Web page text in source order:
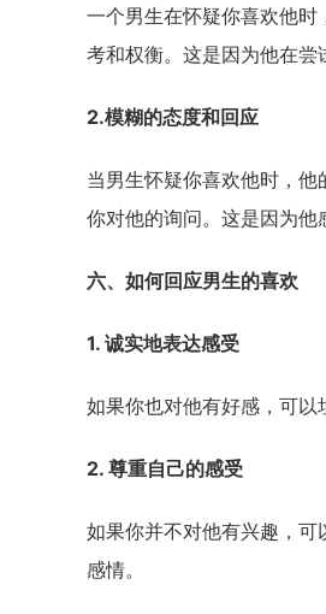
一个男生在怀疑你喜欢他
考和权衡。这是因为他在尝
2.模糊的态度和回应
当男生怀疑你喜欢他时，
你对他的询问。这是因为他
六、如何回应男生的喜欢
1. 诚实地表达感受
如果你也对他有好感，可以
2. 尊重自己的感受
如果你并不对他有兴趣，
感情。